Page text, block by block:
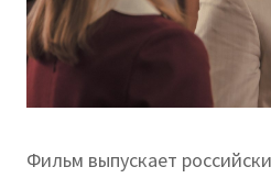
Фильм выпускает